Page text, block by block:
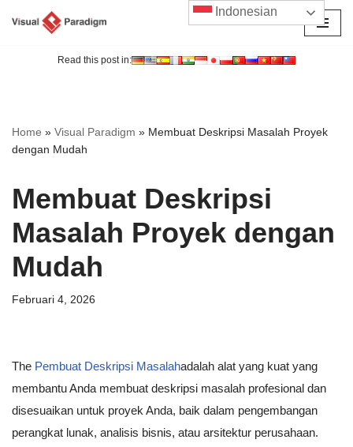
Read this post in:
Home » Visual Paradigm » Membuat Deskripsi Masalah Proyek
dengan Mudah
Membuat Deskripsi
Masalah Proyek dengan
Mudah
Februari 4, 2026
The Pembuat Deskripsi Masalahadalah alat yang kuat yang
membantu Anda membuat deskripsi masalah profesional dan
disesuaikan untuk proyek Anda, baik dalam pengembangan
perangkat lunak, analisis bisnis, atau arsitektur perusahaan.
Indonesian